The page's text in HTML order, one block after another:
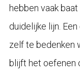
hebben vaak
duidelijke lijn.
zelf te bedenken
blijft het oefenen